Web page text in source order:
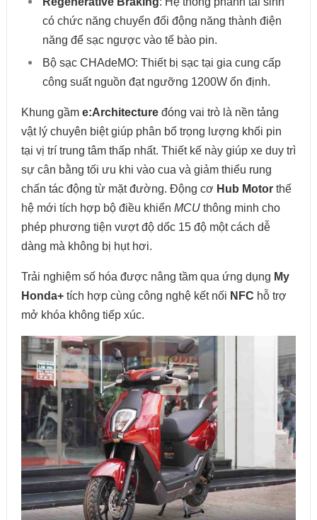
có chức năng chuyển đổi động năng thành điện
năng để sạc ngược vào tế bào pin.
Bộ sạc CHAdeMO: Thiết bị sạc tại gia cung cấp
công suất nguồn đạt ngưỡng 1200W ổn định.
Khung gầm e:Architectuređóng vai trò là nền tảng
vật lý chuyên biệt giúp phân bổ trọng lượng khối pin
tại vị trí trung tâm thấp nhất. Thiết kế này giúp xe duy trì
sự cân bằng tối ưu khi vào cua và giảm thiểu rung
chấn tác động từ mặt đường. Động cơ Hub Motorthế
hệ mới tích hợp bộ điều khiển MCUthông minh cho
phép phương tiện vượt độ dốc 15 độ một cách dễ
dàng mà không bị hụt hơi.
Trải nghiệm số hóa được nâng tầm qua ứng dụng My
Honda+tích hợp cùng công nghệ kết nối NFC hỗ trợ
mở khóa không tiếp xúc.